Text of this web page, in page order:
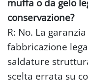
muffa o da gelo
conservazione?
R: No. La
fabbricazione
saldature
scelta errata su